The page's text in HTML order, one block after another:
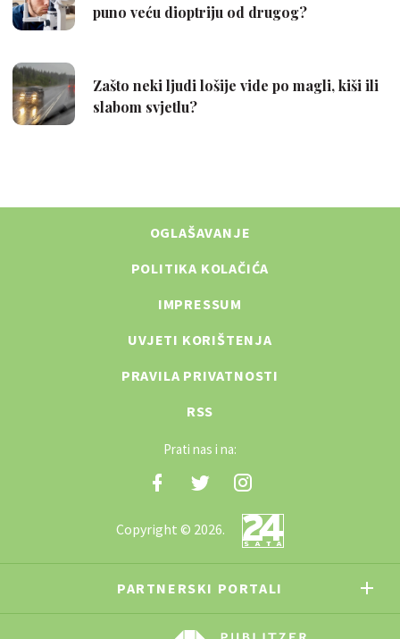
OGLAŠAVANJE
POLITIKA KOLAČIĆA
IMPRESSUM
UVJETI KORIŠTENJA
PRAVILA PRIVATNOSTI
RSS
Prati nas i na:
Copyright © 2026.
PARTNERSKI PORTALI